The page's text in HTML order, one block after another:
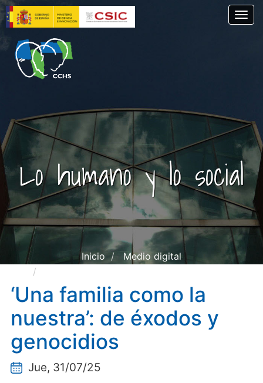
Pasar
al
contenido
principal
Lo humano y lo social
Inicio
Medio digital
genocidios
‘Una familia como la
nuestra’: de éxodos y
genocidios
Jue, 31/07/25